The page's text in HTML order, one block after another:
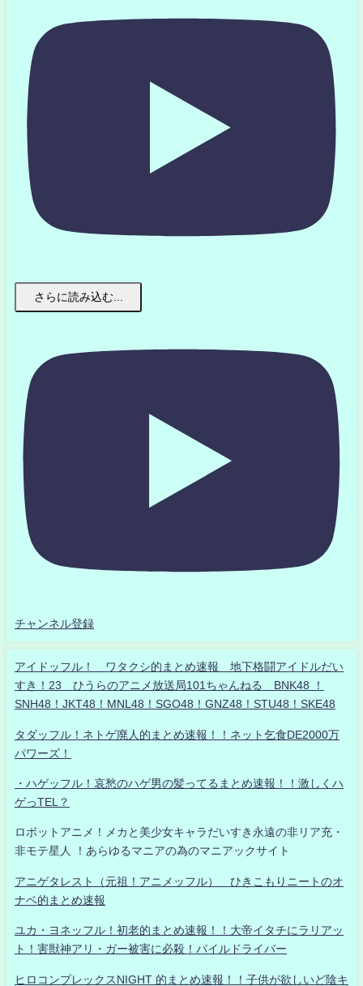
さらに読み込む...
チャンネル登録
アイドッフル！ ワタクシ的まとめ速報 地下格闘アイドルだい
すき！23 ひうらのアニメ放送局101ちゃんねる BNK48 ！
SNH48！JKT48！MNL48！SGO48！GNZ48！STU48！SKE48
タダッフル！ネトゲ廃人的まとめ速報！！ネット乞食DE2000万
パワーズ！
・ハゲッフル！哀愁のハゲ男の髪ってるまとめ速報！！激しくハ
ゲっTEL？
ロボットアニメ！メカと美少女キャラだいすき永遠の非リア充・
非モテ星人 ！あらゆるマニアの為のマニアックサイト
アニゲタレスト（元祖！アニメッフル） ひきこもりニートのオ
ナベ的まとめ速報
ユカ・ヨネッフル！初老的まとめ速報！！大帝イタチにラリアッ
ト！害獣神アリ・ガー被害に必殺！パイルドライバー
ヒロコンプレックスNIGHT 的まとめ速報！！子供が欲しいど陰キ